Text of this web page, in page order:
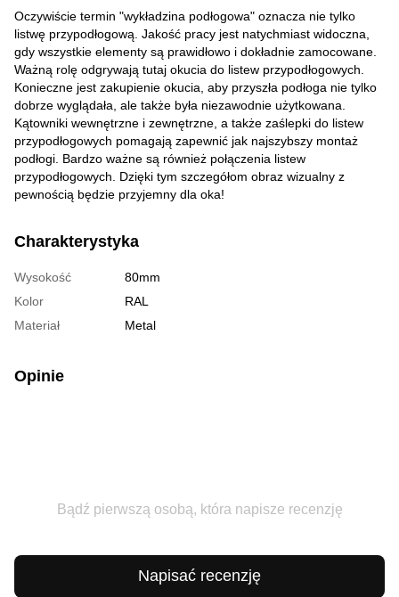
Oczywiście termin "wykładzina podłogowa" oznacza nie tylko
listwę przypodłogową. Jakość pracy jest natychmiast widoczna,
gdy wszystkie elementy są prawidłowo i dokładnie zamocowane.
Ważną rolę odgrywają tutaj okucia do listew przypodłogowych.
Konieczne jest zakupienie okucia, aby przyszła podłoga nie tylko
dobrze wyglądała, ale także była niezawodnie użytkowana.
Kątowniki wewnętrzne i zewnętrzne, a także zaślepki do listew
przypodłogowych pomagają zapewnić jak najszybszy montaż
podłogi. Bardzo ważne są również połączenia listew
przypodłogowych. Dzięki tym szczegółom obraz wizualny z
pewnością będzie przyjemny dla oka!
Charakterystyka
Wysokość
80mm
Kolor
RAL
Materiał
Metal
Opinie
Bądź pierwszą osobą, która napisze recenzję
Napisać recenzję